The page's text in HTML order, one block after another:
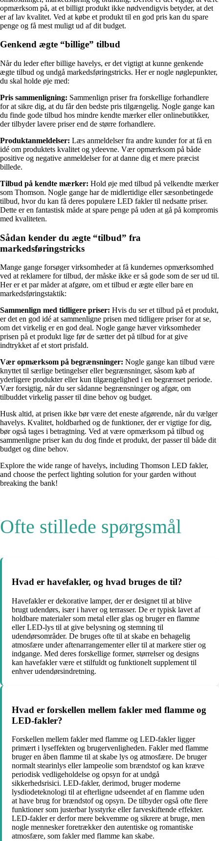
opmærksom på, at et billigt produkt ikke nødvendigvis betyder, at det
er af lav kvalitet. Ved at købe et produkt til en god pris kan du spare
penge og få mest muligt ud af dit budget.
Genkend ægte “billige” tilbud
Når du leder efter billige havelys, er det vigtigt at kunne genkende
ægte tilbud og undgå markedsføringstricks. Her er nogle nøglepunkter,
du skal holde øje med:
Pris sammenligning: Sammenlign priser fra forskellige forhandlere
for at sikre dig, at du får den bedste pris tilgængelig. Nogle gange kan
du finde gode tilbud hos mindre kendte mærker eller onlinebutikker,
der tilbyder lavere priser end de større forhandlere.
Produktanmeldelser: Læs anmeldelser fra andre kunder for at få en
idé om produktets kvalitet og ydeevne. Vær opmærksom på både
positive og negative anmeldelser for at danne dig et mere præcist
billede.
Tilbud på kendte mærker: Hold øje med tilbud på velkendte mærker
som Thomson. Nogle gange har de midlertidige eller sæsonbetingede
tilbud, hvor du kan få deres populære LED fakler til nedsatte priser.
Dette er en fantastisk måde at spare penge på uden at gå på kompromis
med kvaliteten.
Sådan kender du ægte “tilbud” fra
markedsføringstricks
Mange gange forsøger virksomheder at få kundernes opmærksomhed
ved at reklamere for tilbud, der måske ikke er så gode som de ser ud til.
Her er et par måder at afgøre, om et tilbud er ægte eller bare en
markedsføringstaktik:
Sammenlign med tidligere priser: Hvis du ser et tilbud på et produkt,
er det en god idé at sammenligne prisen med tidligere priser for at se,
om det virkelig er en god deal. Nogle gange hæver virksomheder
prisen på et produkt lige før de sætter det på tilbud for at give
indtrykket af et stort prisfald.
Vær opmærksom på begrænsninger: Nogle gange kan tilbud være
knyttet til særlige betingelser eller begrænsninger, såsom køb af
yderligere produkter eller kun tilgængelighed i en begrænset periode.
Vær forsigtig, når du ser sådanne begrænsninger og afgør, om
tilbuddet virkelig passer til dine behov og budget.
Husk altid, at prisen ikke bør være det eneste afgørende, når du vælger
havelys. Kvalitet, holdbarhed og de funktioner, der er vigtige for dig,
bør også tages i betragtning. Ved at være opmærksom på tilbud og
sammenligne priser kan du dog finde et produkt, der passer til både dit
budget og dine behov.
Explore the wide range of havelys, including Thomson LED fakler,
and choose the perfect lighting solution for your garden without
breaking the bank!
Ofte stillede spørgsmål
Hvad er havefakler, og hvad bruges de til?
Havefakler er dekorative lamper, der er designet til at blive
brugt udendørs, især i haver og terrasser. De er typisk lavet af
holdbare materialer som metal eller glas og bruger en flamme
eller LED-lys til at give belysning og stemning til
udendørsområder. De bruges ofte til at skabe en behagelig
atmosfære under aftenarrangementer eller til at markere stier og
indgange. Med deres forskellige former, størrelser og designs
kan havefakler være et stilfuldt og funktionelt supplement til
enhver udendørsindretning.
Hvad er forskellen mellem fakler med flamme og
LED-fakler?
Forskellen mellem fakler med flamme og LED-fakler ligger
primært i lyseffekten og brugervenligheden. Fakler med flamme
bruger en åben flamme til at skabe lys og atmosfære. De bruger
normalt stearinlys eller lampeolie som brændstof og kan kræve
periodisk vedligeholdelse og opsyn for at undgå
sikkerhedsrisici. LED-fakler, derimod, bruger moderne
lysdiodeteknologi til at efterligne udseendet af en flamme uden
at have brug for brændstof og opsyn. De tilbyder også ofte flere
funktioner som justerbar lysstyrke eller farveskiftende effekter.
LED-fakler er derfor mere bekvemme og sikrere at bruge, men
nogle mennesker foretrækker den autentiske og romantiske
atmosfære, som fakler med flamme kan skabe.